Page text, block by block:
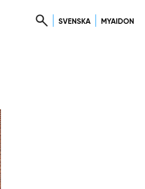
SVENSKA MYAIDON